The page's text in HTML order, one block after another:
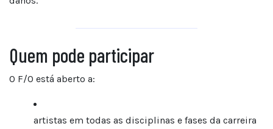
Quem pode participar
O F/O está aberto a:
artistas em todas as disciplinas e fases da carreira